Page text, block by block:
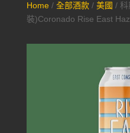
Home/ 全部酒款/ 美國 / 科
裝)Coronado Rise East